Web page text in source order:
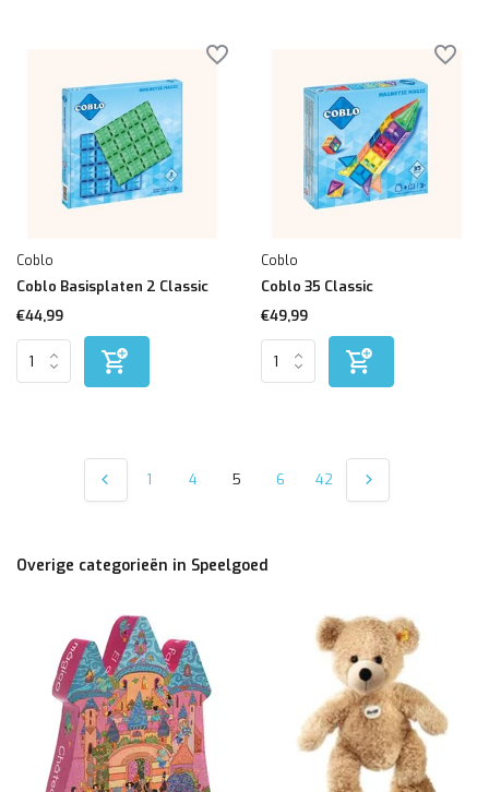
Coblo
Coblo Basisplaten 2 Classic
€44,99
Coblo
Coblo 35 Classic
€49,99
1 4 5 6 42
Overige categorieën in Speelgoed